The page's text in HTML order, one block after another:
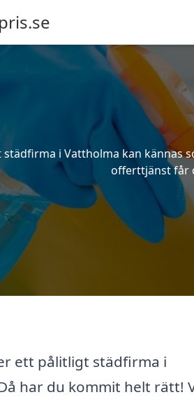
i Vattholma kan kännas
offerttjänst får
ett pålitligt städfirma i
har du kommit helt rätt!